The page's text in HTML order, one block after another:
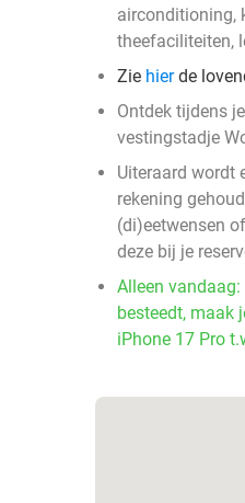
airconditioning,
theefaciliteiten,
Zie hierde
Ontdek tijdens
vestingstadje
Uiteraard wordt
rekening
(di)eetwensen
deze bij je
Alleen
besteedt, maak
iPhone 17 Pro